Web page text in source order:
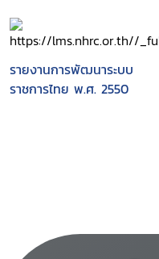
รายงานการพัฒนาระบบ
ราชการไทย พ.ศ. 2550